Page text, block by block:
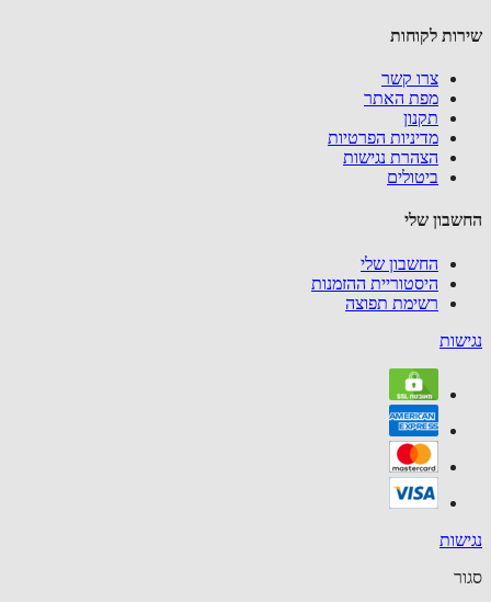
לקוחות
צרו קשר
מפת האתר
תקנון
מדיניות הפרטיות
הצהרת נגישות
ביטולים
שלי
החשבון שלי
היסטוריית ההזמנות
רשימת תפוצה